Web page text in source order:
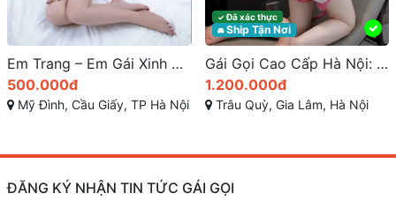
Em Trang – Em Gái Xinh Dâm Cầu Giấy Mới Lên Sóng, Dáng Đẹp Face Xinh Rất Duyên Dáng, Cực Dâm và Chiều Khách A đến Z | Gái Gọi Cao Cấp Hà Nội
500.000đ
Mỹ Đình, Cầu Giấy, TP Hà Nội
✓Đã xác thực
🚘 Ship Tận Nơi
Gái Gọi Cao Cấp Hà Nội: Trải Nghiệm Tình Dục Hạng Sang
1.200.000đ
Trâu Quỳ, Gia Lâm, Hà Nội
ĐĂNG KÝ NHẬN TIN TỨC GÁI GỌI